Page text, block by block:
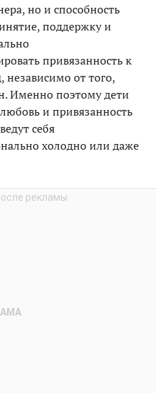
но и способность
поддержку и
привязанность к
независимо от того,
Именно поэтому дети
и привязанность
себя
холодно или даже